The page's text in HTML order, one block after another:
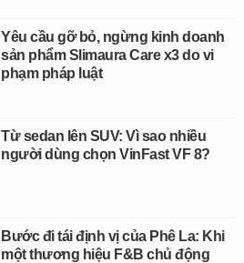
Yêu cầu gỡ bỏ, ngừng kinh doanh
sản phẩm Slimaura Care x3 do vi
phạm pháp luật
Từ sedan lên SUV: Vì sao nhiều
người dùng chọn VinFast VF 8?
Bước đi tái định vị của Phê La: Khi
một thương hiệu F&B chủ động